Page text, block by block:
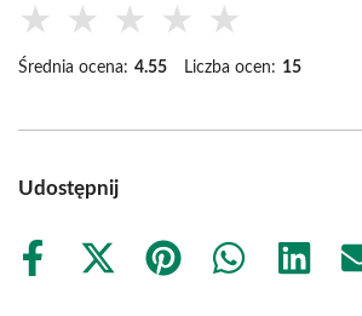
★ ★ ★ ★ ★
Średnia ocena: 4.55 Liczba ocen: 15
Udostępnij
Share
Share
Share
Share
Share